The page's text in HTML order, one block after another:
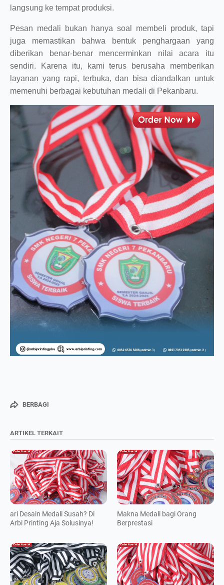
langsung ke tempat produksi.
Pesan medali bukan hanya soal membeli produk, tapi
juga memastikan bahwa bentuk penghargaan yang
diberikan benar-benar mencerminkan nilai acara itu
sendiri. Karena itu, kami terus berusaha memberikan
layanan yang rapi, terbuka, dan bisa diandalkan untuk
memenuhi berbagai kebutuhan medali di Pekanbaru.
BERBAGI
ARTIKEL TERKAIT
ari Desain Medali Susah? Di
Arbi Printing Aja Solusinya!
Makna Medali bagi Orang
Berprestasi